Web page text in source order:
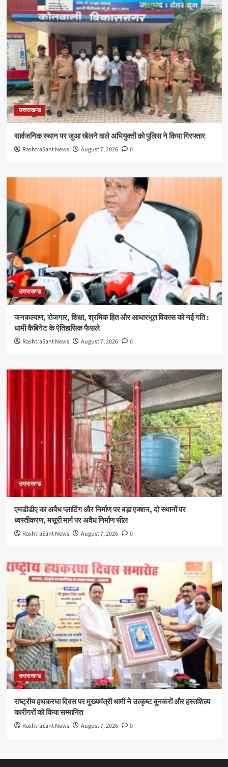
उत्तराखण्ड
सार्वजनिक स्थान पर जुआ खेलने वाले अभियुक्तों को पुलिस ने किया गिरफ्तार
RashtraSant News August 7, 2026 0
उत्तराखण्ड
जनकल्याण, रोजगार, शिक्षा, श्रमिक हित और आधारभूत विकास को नई गति :
धामी कैबिनेट के ऐतिहासिक फैसले
RashtraSant News August 7, 2026 0
उत्तराखण्ड
एमडीडीए का अवैध प्लाटिंग और निर्माण पर बड़ा एक्शन, दो स्थानों पर
ध्वस्तीकरण, मसूरी मार्ग पर अवैध निर्माण सील
RashtraSant News August 7, 2026 0
उत्तराखण्ड
राष्ट्रीय हथकरघा दिवस पर मुख्यमंत्री धामी ने उत्कृष्ट बुनकरों और हस्तशिल्प
कारीगरों को किया सम्मानित
RashtraSant News August 7, 2026 0